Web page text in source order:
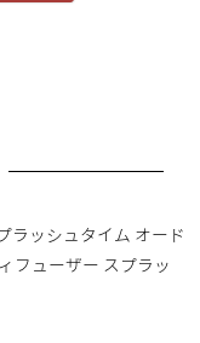
ラッシュタイム オード
フューザー スプラッ